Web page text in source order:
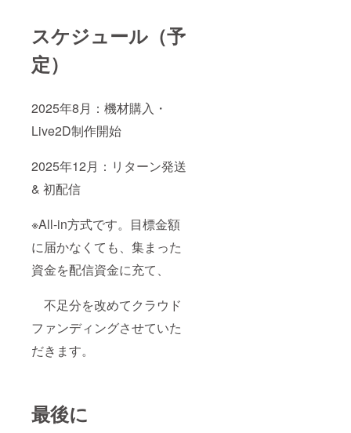
スケジュール（予
定）
2025年8月：機材購入・
Live2D制作開始
2025年12月：リターン発送
& 初配信
※All-in方式です。目標金額
に届かなくても、集まった
資金を配信資金に充て、
不足分を改めてクラウド
ファンディングさせていた
だきます。
最後に